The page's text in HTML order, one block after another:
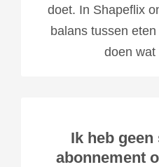
doet. In Shapeflix
balans tussen
doen wat
Ik heb
abonnement